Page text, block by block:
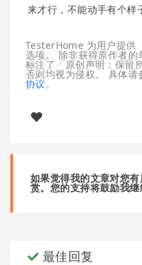
来才行，不能动手有个样
TesterHome 为用户提供
选项。 除非获得原作者
标注了「原创声明：保留
否则均视为侵权。 具体请
协议 。
如果觉得我的文章对您
赏。您的支持将鼓励我继
最佳回复